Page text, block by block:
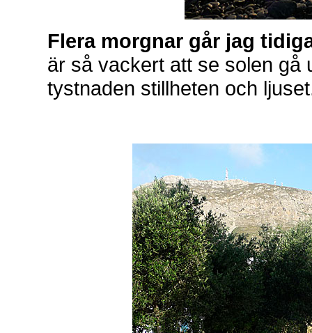
Flera morgnar går jag
är så vackert att se solen gå
tystnaden stillheten och